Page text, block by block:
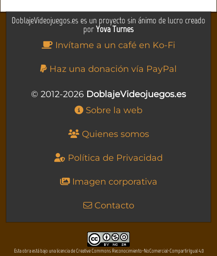
DoblajeVideojuegos.es es un proyecto sin ánimo de lucro creado
porYova Turnes
Invítame a un café en Ko-Fi
Haz una donación vía PayPal
© 2012-2026 DoblajeVideojuegos.es
Sobre la web
Quienes somos
Política de Privacidad
Imagen corporativa
Contacto
Esta obra está bajo una licencia de Creative Commons Reconocimiento-NoComercial-CompartirIgual 4.0